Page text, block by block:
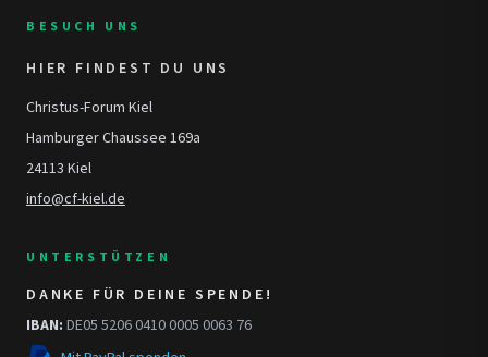
BESUCH UNS
HIER FINDEST DU UNS
Christus-Forum Kiel
Hamburger Chaussee 169a
24113 Kiel
info@cf-kiel.de
UNTERSTÜTZEN
DANKE FÜR DEINE SPENDE!
IBAN: DE05 5206 0410 0005 0063 76